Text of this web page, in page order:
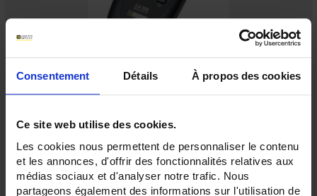
Consentement Détails À propos des cookies
Ce site web utilise des cookies.
Les cookies nous permettent de personnaliser le contenu
et les annonces, d'offrir des fonctionnalités relatives aux
médias sociaux et d'analyser notre trafic. Nous
partageons également des informations sur l'utilisation de
C.A 7028
Tester per cablaggio LAN - Mappatura, rilevamento, localizzazione ed